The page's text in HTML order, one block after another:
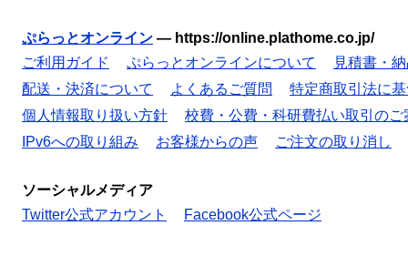
ぷらっとオンライン — https://online.plathome.co.jp/
ご利用ガイド
ぷらっとオンラインについて
見積書・
配送・決済について
よくあるご質問
特定商取引法に
個人情報取り扱い方針
校費・公費・科研費払い取引のご
IPv6への取り組み
お客様からの声 ご注文の取り消し
ソーシャルメディア
Twitter公式アカウント
Facebook公式ページ